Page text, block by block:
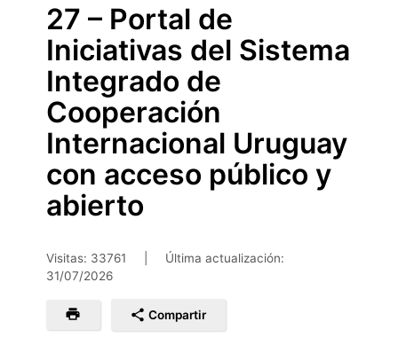
27 – Portal de
Iniciativas del Sistema
Integrado de
Cooperación
Internacional Uruguay
con acceso público y
abierto
Visitas: 33761
Última actualización:
31/07/2026
Compartir